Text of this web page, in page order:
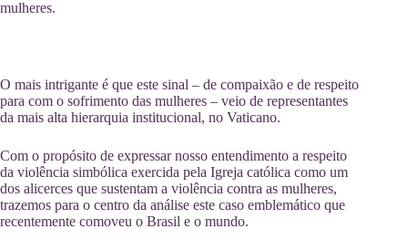
mulheres.
O mais intrigante é que este sinal – de compaixão e de respeito
para com o sofrimento das mulheres – veio de representantes
da mais alta hierarquia institucional, no Vaticano.
Com o propósito de expressar nosso entendimento a respeito
da violência simbólica exercida pela Igreja católica como um
dos alicerces que sustentam a violência contra as mulheres,
trazemos para o centro da análise este caso emblemático que
recentemente comoveu o Brasil e o mundo.